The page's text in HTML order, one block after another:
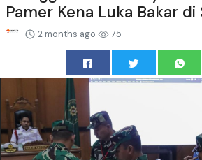
Pamer Kena Luka Bakar di
2 months ago 75